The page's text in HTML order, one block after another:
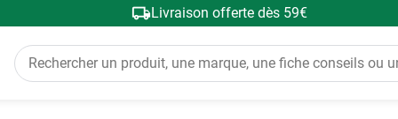
Livraison offerte dès 59€